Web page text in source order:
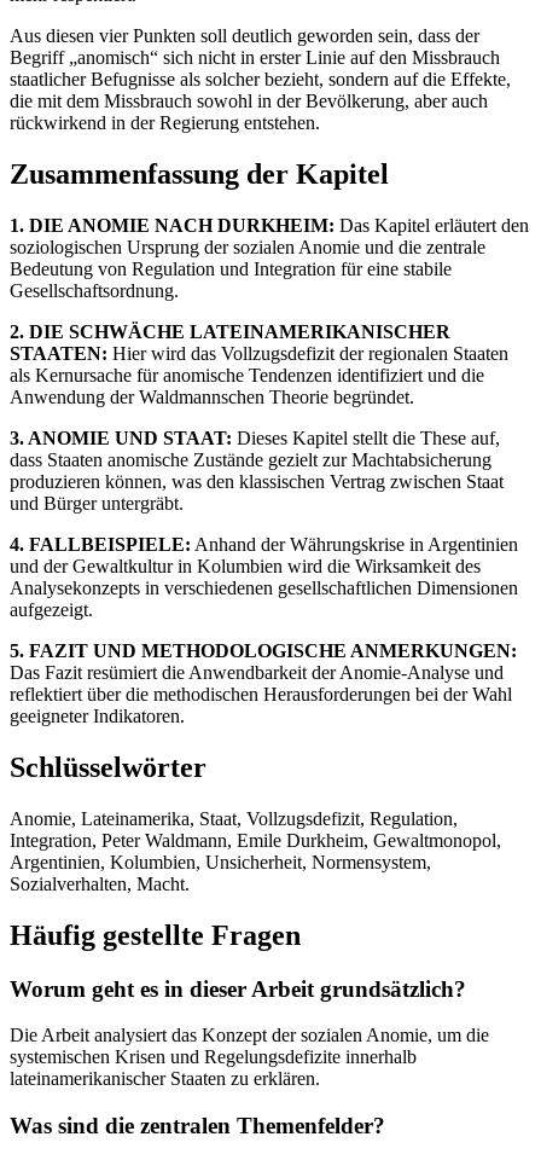
Aus diesen vier Punkten soll deutlich geworden sein, dass der
Begriff „anomisch“ sich nicht in erster Linie auf den Missbrauch
staatlicher Befugnisse als solcher bezieht, sondern auf die Effekte,
die mit dem Missbrauch sowohl in der Bevölkerung, aber auch
rückwirkend in der Regierung entstehen.
Zusammenfassung der Kapitel
1. DIE ANOMIE NACH DURKHEIM: Das Kapitel erläutert den
soziologischen Ursprung der sozialen Anomie und die zentrale
Bedeutung von Regulation und Integration für eine stabile
Gesellschaftsordnung.
2. DIE SCHWÄCHE LATEINAMERIKANISCHER
STAATEN: Hier wird das Vollzugsdefizit der regionalen Staaten
als Kernursache für anomische Tendenzen identifiziert und die
Anwendung der Waldmannschen Theorie begründet.
3. ANOMIE UND STAAT: Dieses Kapitel stellt die These auf,
dass Staaten anomische Zustände gezielt zur Machtabsicherung
produzieren können, was den klassischen Vertrag zwischen Staat
und Bürger untergräbt.
4. FALLBEISPIELE: Anhand der Währungskrise in Argentinien
und der Gewaltkultur in Kolumbien wird die Wirksamkeit des
Analysekonzepts in verschiedenen gesellschaftlichen Dimensionen
aufgezeigt.
5. FAZIT UND METHODOLOGISCHE ANMERKUNGEN:
Das Fazit resümiert die Anwendbarkeit der Anomie-Analyse und
reflektiert über die methodischen Herausforderungen bei der Wahl
geeigneter Indikatoren.
Schlüsselwörter
Anomie, Lateinamerika, Staat, Vollzugsdefizit, Regulation,
Integration, Peter Waldmann, Emile Durkheim, Gewaltmonopol,
Argentinien, Kolumbien, Unsicherheit, Normensystem,
Sozialverhalten, Macht.
Häufig gestellte Fragen
Worum geht es in dieser Arbeit grundsätzlich?
Die Arbeit analysiert das Konzept der sozialen Anomie, um die
systemischen Krisen und Regelungsdefizite innerhalb
lateinamerikanischer Staaten zu erklären.
Was sind die zentralen Themenfelder?